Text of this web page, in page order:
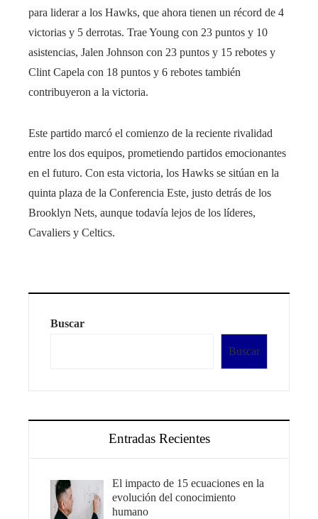
para liderar a los Hawks, que ahora tienen un récord de 4
victorias y 5 derrotas. Trae Young con 23 puntos y 10
asistencias, Jalen Johnson con 23 puntos y 15 rebotes y
Clint Capela con 18 puntos y 6 rebotes también
contribuyeron a la victoria.
Este partido marcó el comienzo de la reciente rivalidad
entre los dos equipos, prometiendo partidos emocionantes
en el futuro. Con esta victoria, los Hawks se sitúan en la
quinta plaza de la Conferencia Este, justo detrás de los
Brooklyn Nets, aunque todavía lejos de los líderes,
Cavaliers y Celtics.
Buscar
Buscar
Entradas Recientes
El impacto de 15 ecuaciones en la
evolución del conocimiento
humano